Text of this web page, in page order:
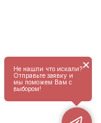
Не нашли что искали?
Отправьте заявку и
мы поможем Вам с
выбором!
×